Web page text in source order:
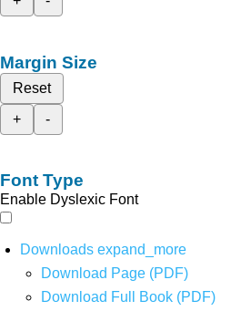
Margin Size
Reset
+
-
Font Type
Enable Dyslexic Font
Downloads expand_more
Download Page (PDF)
Download Full Book (PDF)